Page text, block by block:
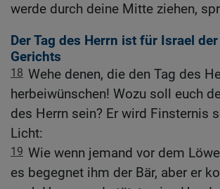
werde durch deine Mitte ziehen,
Der Tag des Herrn ist für Israel der
Gerichts
18 Wehe denen, die den Tag des
herbeiwünschen! Wozu soll euch
des Herrn sein? Er wird Finsternis
Licht:
19 Wie wenn jemand vor dem
es begegnet ihm der Bär, aber er